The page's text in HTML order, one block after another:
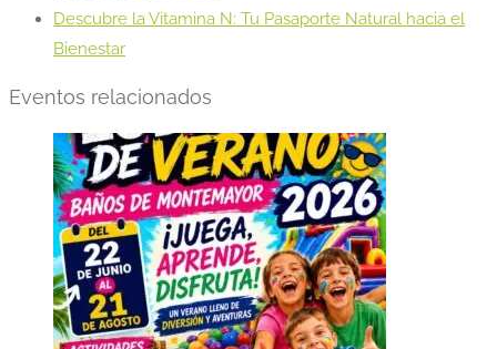
Descubre la Vitamina N: Tu Pasaporte Natural hacia el
Bienestar
Eventos relacionados